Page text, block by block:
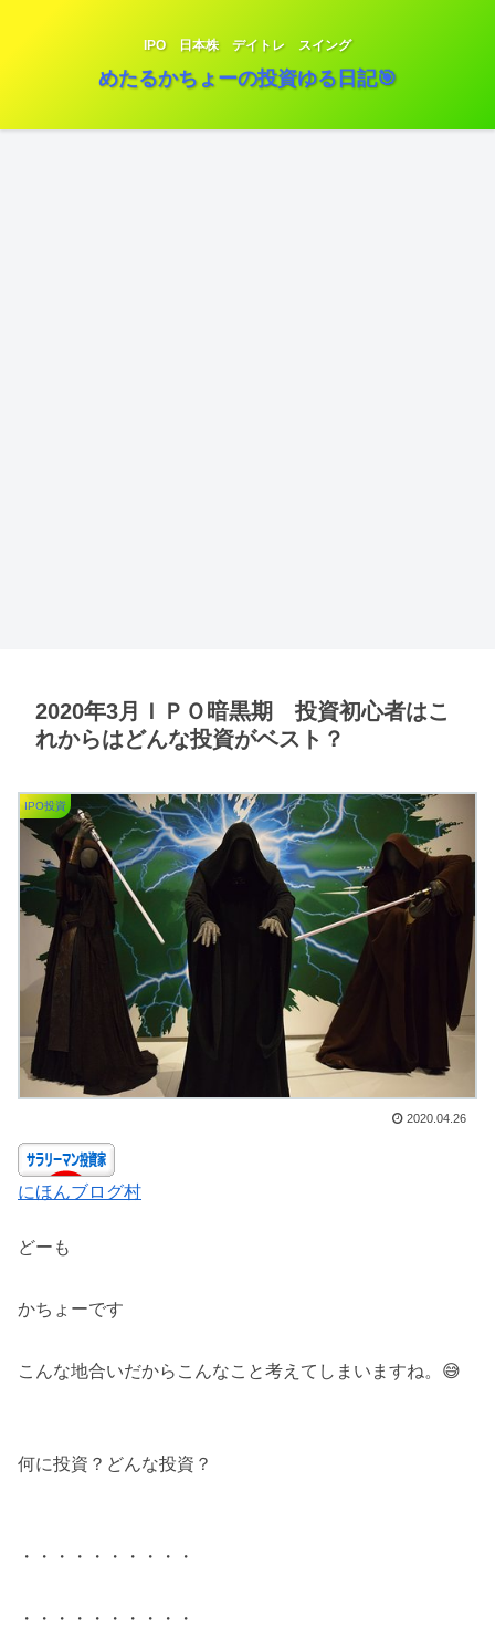
IPO 日本株 デイトレ スイング
めたるかちょーの投資ゆる日記🎯
2020年3月ＩＰＯ暗黒期 投資初心者はこ
れからはどんな投資がベスト？
IPO投資
2020.04.26
にほんブログ村
どーも
かちょーです
こんな地合いだからこんなこと考えてしまいますね。😅
何に投資？どんな投資？
・・・・・・・・・・
・・・・・・・・・・